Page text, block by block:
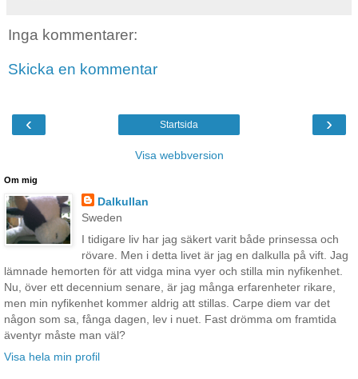
Inga kommentarer:
Skicka en kommentar
‹ ›
Startsida
Visa webbversion
Om mig
Dalkullan
Sweden
I tidigare liv har jag säkert varit både prinsessa och
rövare. Men i detta livet är jag en dalkulla på vift. Jag
lämnade hemorten för att vidga mina vyer och stilla min nyfikenhet.
Nu, över ett decennium senare, är jag många erfarenheter rikare,
men min nyfikenhet kommer aldrig att stillas. Carpe diem var det
någon som sa, fånga dagen, lev i nuet. Fast drömma om framtida
äventyr måste man väl?
Visa hela min profil